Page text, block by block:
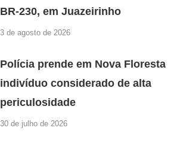
BR-230, em Juazeirinho
3 de agosto de 2026
Polícia prende em Nova Floresta
indivíduo considerado de alta
periculosidade
30 de julho de 2026